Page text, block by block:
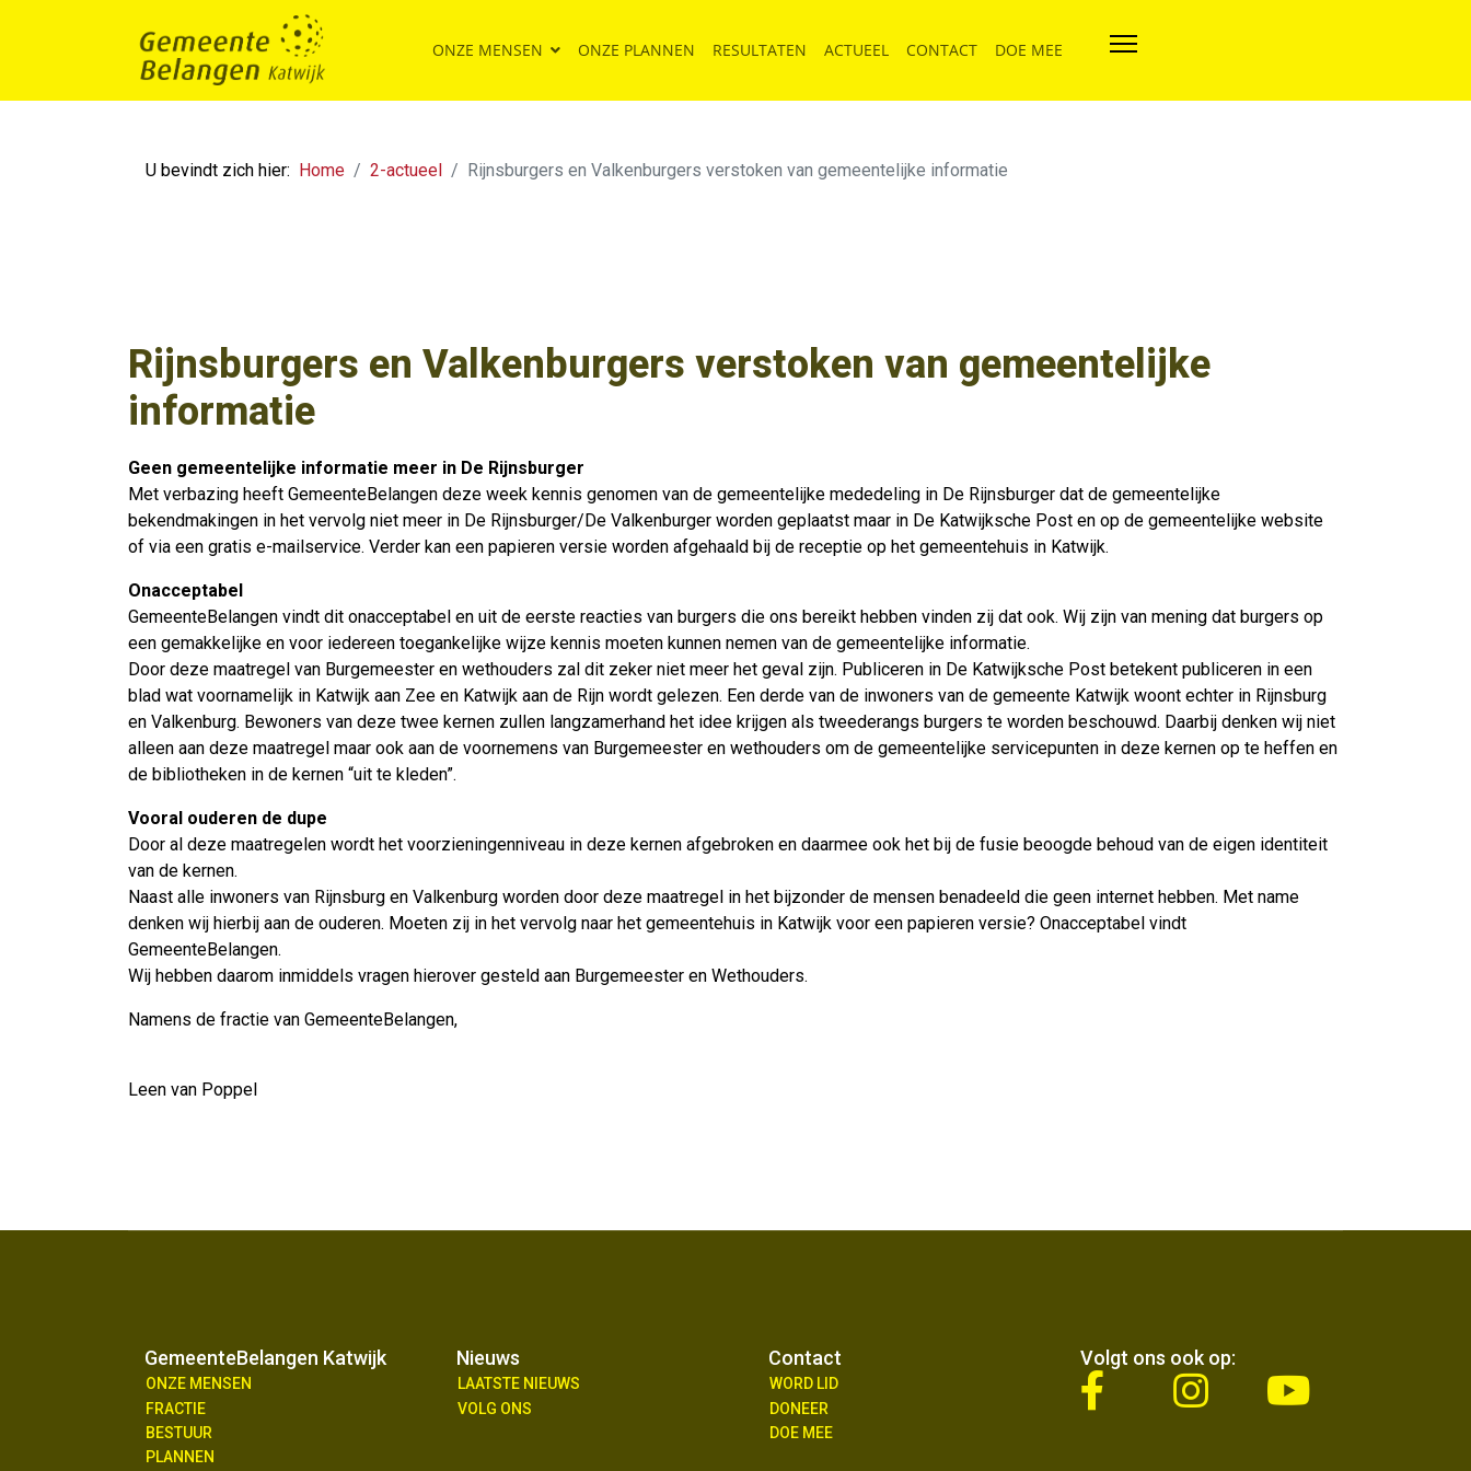
ONZE MENSEN ONZE PLANNEN RESULTATEN ACTUEEL CONTACT DOE MEE
U bevindt zich hier: Home 2-actueel Rijnsburgers en Valkenburgers verstoken van gemeentelijke informatie
Rijnsburgers en Valkenburgers verstoken van gemeentelijke
informatie
Geen gemeentelijke informatie meer in De Rijnsburger
Met verbazing heeft GemeenteBelangen deze week kennis genomen van de gemeentelijke mededeling in De Rijnsburger dat de gemeentelijke
bekendmakingen in het vervolg niet meer in De Rijnsburger/De Valkenburger worden geplaatst maar in De Katwijksche Post en op de gemeentelijke website
of via een gratis e-mailservice. Verder kan een papieren versie worden afgehaald bij de receptie op het gemeentehuis in Katwijk.
Onacceptabel
GemeenteBelangen vindt dit onacceptabel en uit de eerste reacties van burgers die ons bereikt hebben vinden zij dat ook. Wij zijn van mening dat burgers op
een gemakkelijke en voor iedereen toegankelijke wijze kennis moeten kunnen nemen van de gemeentelijke informatie.
Door deze maatregel van Burgemeester en wethouders zal dit zeker niet meer het geval zijn. Publiceren in De Katwijksche Post betekent publiceren in een
blad wat voornamelijk in Katwijk aan Zee en Katwijk aan de Rijn wordt gelezen. Een derde van de inwoners van de gemeente Katwijk woont echter in Rijnsburg
en Valkenburg. Bewoners van deze twee kernen zullen langzamerhand het idee krijgen als tweederangs burgers te worden beschouwd. Daarbij denken wij niet
alleen aan deze maatregel maar ook aan de voornemens van Burgemeester en wethouders om de gemeentelijke servicepunten in deze kernen op te heffen en
de bibliotheken in de kernen “uit te kleden”.
Vooral ouderen de dupe
Door al deze maatregelen wordt het voorzieningenniveau in deze kernen afgebroken en daarmee ook het bij de fusie beoogde behoud van de eigen identiteit
van de kernen.
Naast alle inwoners van Rijnsburg en Valkenburg worden door deze maatregel in het bijzonder de mensen benadeeld die geen internet hebben. Met name
denken wij hierbij aan de ouderen. Moeten zij in het vervolg naar het gemeentehuis in Katwijk voor een papieren versie? Onacceptabel vindt
GemeenteBelangen.
Wij hebben daarom inmiddels vragen hierover gesteld aan Burgemeester en Wethouders.
Namens de fractie van GemeenteBelangen,
Leen van Poppel
GemeenteBelangen Katwijk
ONZE MENSEN
FRACTIE
BESTUUR
PLANNEN
Nieuws
LAATSTE NIEUWS
VOLG ONS
Contact
WORD LID
DONEER
DOE MEE
Volgt ons ook op:
fab
fa-